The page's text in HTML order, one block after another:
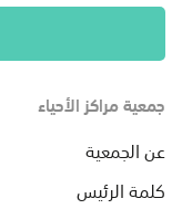
جمعية مراكز الأحياء
عن الجمعية
كلمة الرئيس